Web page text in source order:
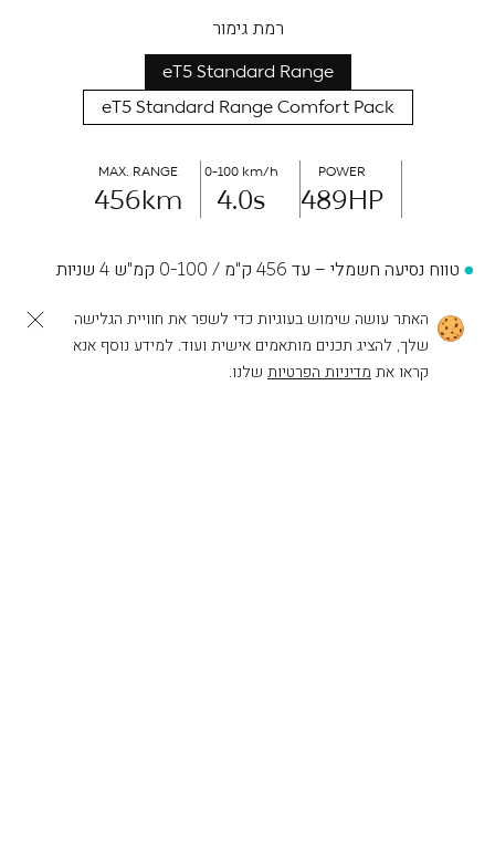
רמת גימור
eT5 Standard Range
eT5 Standard Range Comfort Pack
POWER
489HP
0-100 km/h
4.0s
MAX. RANGE
456km
טווח נסיעה חשמלי – עד 456 ק"מ / 0-100 קמ"ש 4 שניות
הספק מרבי 489 כ"ס / Intelligent E-AWD
מערך בטיחות – Aquila Technology
לפעולות נוספות
האתר עושה שימוש בעוגיות כדי לשפר את חוויית הגלישה
שלך, להציג תכנים מותאמים אישית ועוד. למידע נוסף אנא
קראו את מדיניות הפרטיות שלנו.